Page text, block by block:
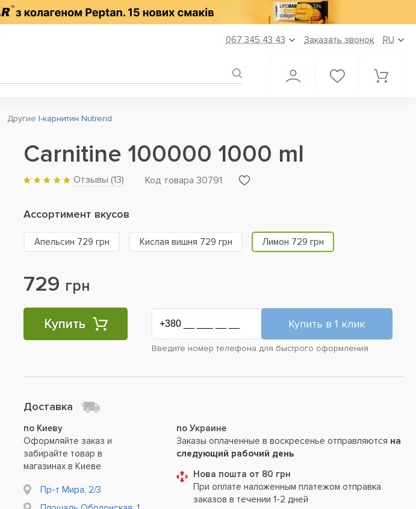
067 345 43 43 Заказать звонок RU
Другие l-карнитин Nutrend
Carnitine 100000 1000 ml
Отзывы (13) Код товара 30791
Ассортимент вкусов
Апельсин 729 грн Кислая вишня 729 грн Лимон 729 грн
729 грн
Купить
Введите номер телефона для быстрого оформления
Доставка
по Киеву
Оформляйте заказ и
забирайте товар в
магазинах в Киеве
Пр-т Мира, 2/3
по Украине
Заказы оплаченные в воскресенье отправляются на
следующий рабочий день
Нова пошта от 80 грн
При оплате наложенным платежом отправка
заказов в течении 1-2 дней